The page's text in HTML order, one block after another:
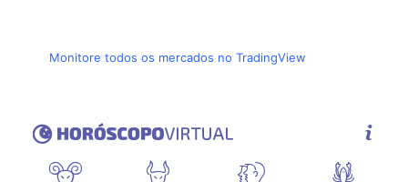
Monitore todos os mercados no TradingView